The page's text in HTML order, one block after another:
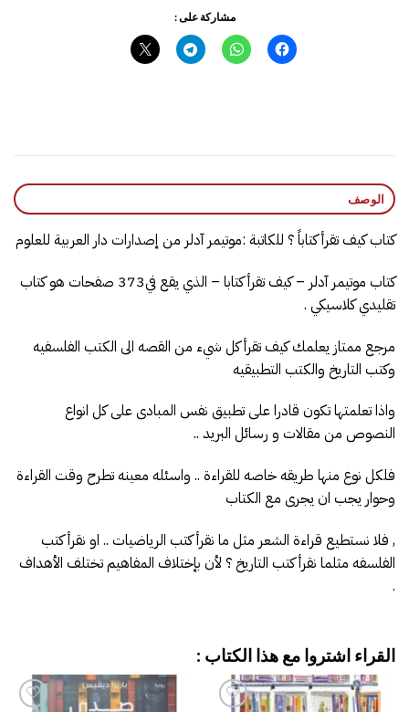
مشاركة على :
الوصف
كتاب كيف تقرأ كتاباً ؟ للكاتبة :موتيمر آدلر من إصدارات دار العربية للعلوم
كتاب موتيمر آدلر – كيف تقرأ كتابا – الذي يقع في373 صفحات هو كتاب
تقليدي كلاسيكي .
مرجع ممتاز يعلمك كيف تقرأ كل شيء من القصه الى الكتب الفلسفيه
وكتب التاريخ والكتب التطبيقيه
واذا تعلمتها تكون قادرا على تطبيق نفس المبادى على كل انواع
النصوص من مقالات و رسائل البريد ..
فلكل نوع منها طريقه خاصه للقراءة .. واسئله معينه تطرح وقت القراءة
وحوار يجب ان يجرى مع الكتاب
, فلا نستطيع قراءة الشعر مثل ما نقرأ كتب الرياضيات .. او نقرأ كتب
الفلسفه مثلما نقرأ كتب التاريخ ؟ لأن بإختلاف المفاهيم تختلف الأهداف
.
القراء اشتروا مع هذا الكتاب :